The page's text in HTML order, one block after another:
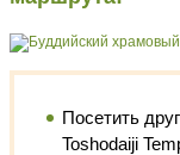
Посетить
Toshodaiji